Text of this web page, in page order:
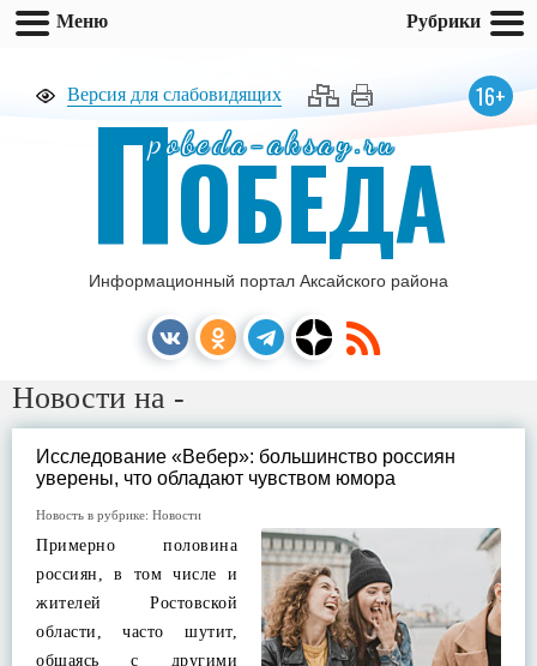
Версия для слабовидящих 16+
pobeda-aksay.ru
ПОБЕДА
Информационный портал Аксайского района
Новости на -
Исследование «Вебер»: большинство россиян
уверены, что обладают чувством юмора
Новость в рубрике: Новости
Примерно половина
россиян, в том числе и
жителей Ростовской
области, часто шутит,
общаясь с другими
Меню Рубрики